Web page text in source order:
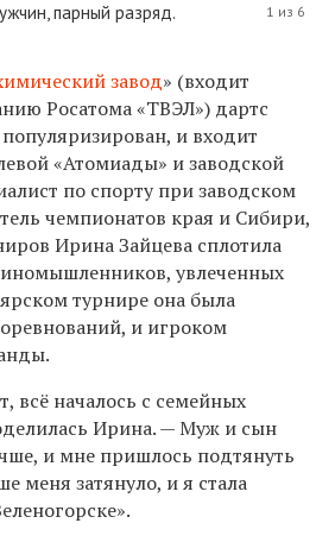
парный разряд. 1 из 6
завод» (входит
Росатома «ТВЭЛ») дартс
и входит
«Атомиады» и заводской
по спорту при заводском
чемпионатов края и Сибири,
Ирина Зайцева сплотила
увлеченных
турнире она была
и игроком
всё началось с семейных
Ирина. — Муж и сын
и мне пришлось подтянуть
меня затянуло, и я стала